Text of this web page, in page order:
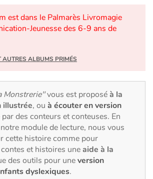
est dans le Palmarès Livromagie
Jeunesse des 6-9 ans de
AUTRES ALBUMS PRIMÉS
Monstrerie"vous est proposéà la
illustrée, ou à écouter en version
des conteurs et conteuses. En
module de lecture, nous vous
cette histoire comme pour
contes et histoires uneaide à la
des outils pour uneversion
dyslexiques.